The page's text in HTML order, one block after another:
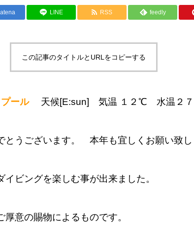
LINE RSS feedly
この記事のタイトルとURLをコピーする
プール 天候[E:sun] 気温 １２℃ 水温 ２
とうございます。 本年も宜しくお願い致し
ビングを楽しむ事が出来ました。
意の賜物によるものです。